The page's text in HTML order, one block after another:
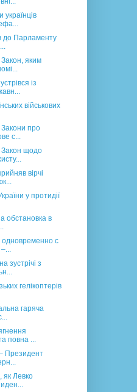
до Парламенту
яким
із
військових
Закони про
с...
Закон щодо
вірчі
у протидії
обстановка в
одновременно с
зустрічі з
гелікоптерів
гаряча
повна ...
Президент
як Левко